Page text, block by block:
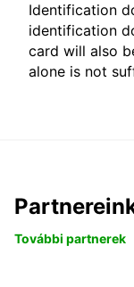
Identification
identification
card will also
alone is not
További partnerek